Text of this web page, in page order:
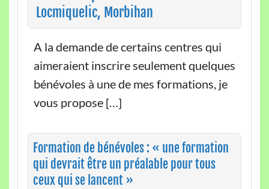
Locmiquelic, Morbihan
A la demande de certains centres qui
aimeraient inscrire seulement quelques
bénévoles à une de mes formations, je
vous propose […]
Formation de bénévoles : « une formation
qui devrait être un préalable pour tous
ceux qui se lancent »